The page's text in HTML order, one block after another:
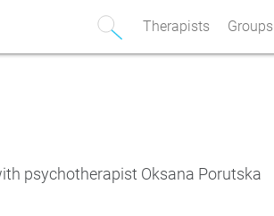
Therapists Groups
psychotherapist Oksana Porutska